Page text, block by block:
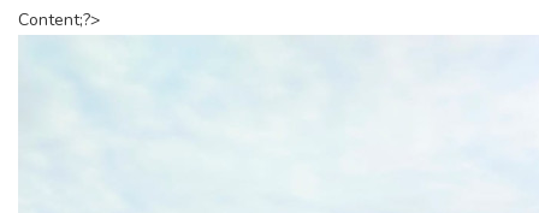
Content;?>